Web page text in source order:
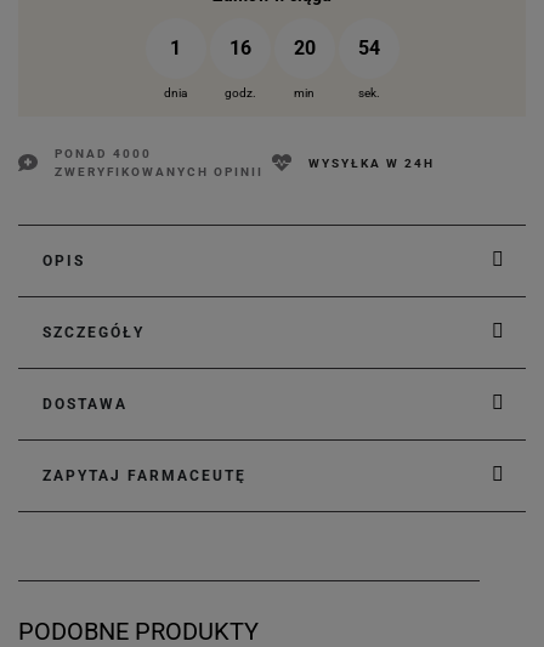
1 16 20 54
dnia godz. min sek.
PONAD 4000
ZWERYFIKOWANYCH OPINII
WYSYŁKA W 24H
OPIS
SZCZEGÓŁY
DOSTAWA
ZAPYTAJ FARMACEUTĘ
PODOBNE PRODUKTY